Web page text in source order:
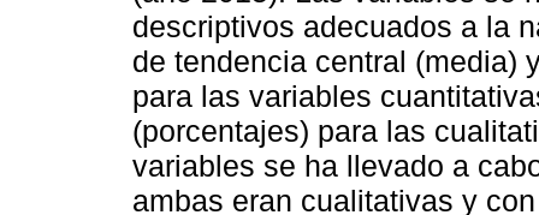
descriptivos adecuados a la
de tendencia central (media)
para las variables
(porcentajes) para las
variables se ha llevado a
ambas eran cualitativas y